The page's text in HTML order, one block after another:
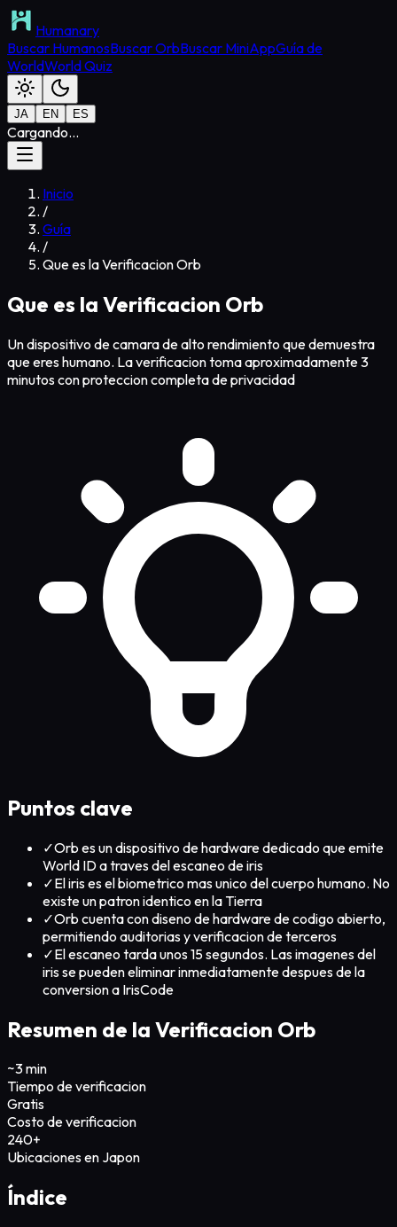
Humanary
Buscar HumanosBuscar OrbBuscar MiniAppGuía de
WorldWorld Quiz
JA EN ES
Cargando...
Inicio
/
Guía
/
Que es la Verificacion Orb
Que es la Verificacion Orb
Un dispositivo de camara de alto rendimiento que demuestra
que eres humano. La verificacion toma aproximadamente 3
minutos con proteccion completa de privacidad
Puntos clave
✓Orb es un dispositivo de hardware dedicado que emite
World ID a traves del escaneo de iris
✓El iris es el biometrico mas unico del cuerpo humano. No
existe un patron identico en la Tierra
✓Orb cuenta con diseno de hardware de codigo abierto,
permitiendo auditorias y verificacion de terceros
✓El escaneo tarda unos 15 segundos. Las imagenes del
iris se pueden eliminar inmediatamente despues de la
conversion a IrisCode
Resumen de la Verificacion Orb
~3 min
Tiempo de verificacion
Gratis
Costo de verificacion
240+
Ubicaciones en Japon
Índice